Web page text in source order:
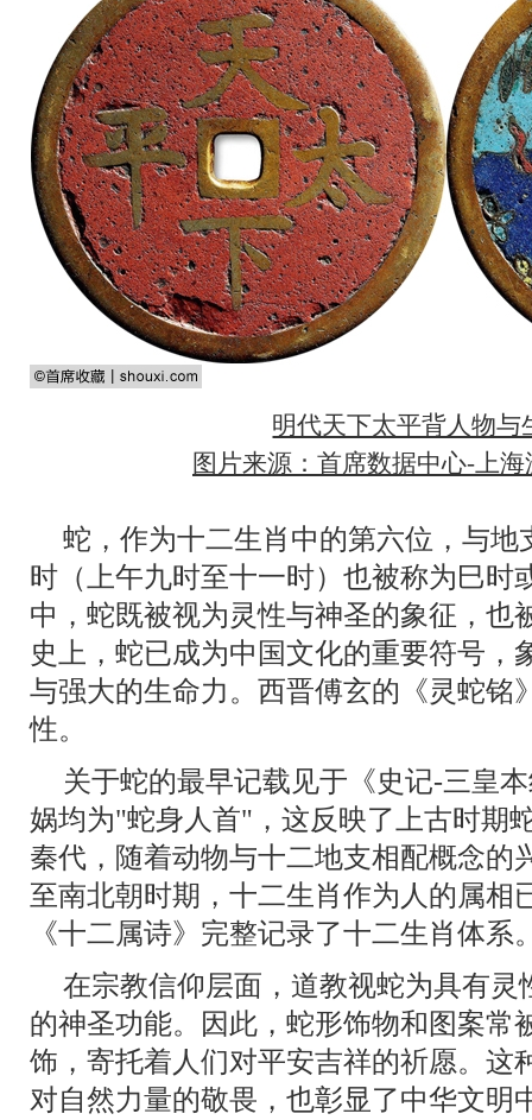
明代天下太平背人物与
图片来源：首席数据中心-上
蛇，作为十二生肖中的第六位，与
时（上午九时至十一时）也被称为巳时
中，蛇既被视为灵性与神圣的象征，也
史上，蛇已成为中国文化的重要符号，
与强大的生命力。西晋傅玄的《灵蛇铭
性。
关于蛇的最早记载见于《史记-三皇
娲均为"蛇身人首"，这反映了上古时期
秦代，随着动物与十二地支相配概念的
至南北朝时期，十二生肖作为人的属相
《十二属诗》完整记录了十二生肖体系
在宗教信仰层面，道教视蛇为具有
的神圣功能。因此，蛇形饰物和图案常
饰，寄托着人们对平安吉祥的祈愿。这
对自然力量的敬畏，也彰显了中华文明